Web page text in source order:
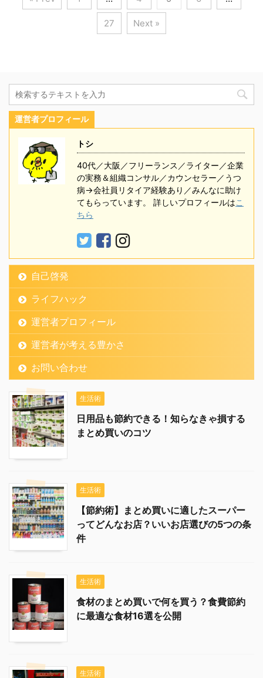
27 Next »
運営者プロフィール
トシ
40代／大阪／フリーランス／ライター／企業
の実務＆組織コンサル／カウンセラー／うつ
病→会社員リタイア経験あり／みんなに助け
てもらっています。 詳しいプロフィールはこ
ちら
自己啓発
ライフハック
運営者プロフィール
運営者が考える豊かさ
お問い合わせ
生活術
日用品も節約できる！知らなきゃ損する
まとめ買いのコツ
生活術
【節約術】まとめ買いに適したスーパー
ってどんなお店？いいお店選びの5つの条
件
生活術
食材のまとめ買いで何を買う？食費節約
に最適な食材16選を公開
生活術